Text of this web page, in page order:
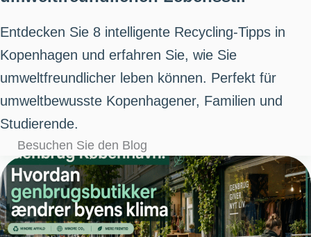
Entdecken Sie 8 intelligente Recycling-Tipps in
Kopenhagen und erfahren Sie, wie Sie
umweltfreundlicher leben können. Perfekt für
umweltbewusste Kopenhagener, Familien und
Studierende.
Besuchen Sie den Blog